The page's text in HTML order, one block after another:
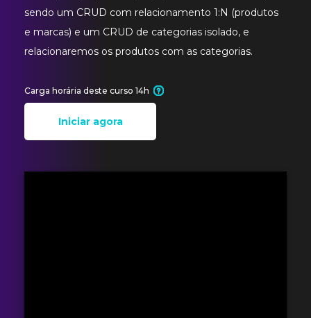
sendo um CRUD com relacionamento 1:N (produtos
e marcas) e um CRUD de categorias isolado, e
relacionaremos os produtos com as categorias.
Iniciar agora
Carga horária deste curso 14h